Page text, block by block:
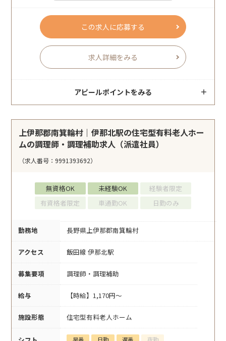
この求人に応募する
求人詳細をみる
アピールポイントをみる
上伊那郡南箕輪村｜伊那北駅の住宅型有料老人ホー
ムの調理師・調理補助求人（派遣社員）
（求人番号：9991393692）
無資格OK 未経験OK
経験者限定
有資格者限定
車通勤OK 日勤のみ
勤務地 長野県上伊那郡南箕輪村
アクセス 飯田線 伊那北駅
募集要項 調理師・調理補助
給与 【時給】1,170円～
施設形態 住宅型有料老人ホーム